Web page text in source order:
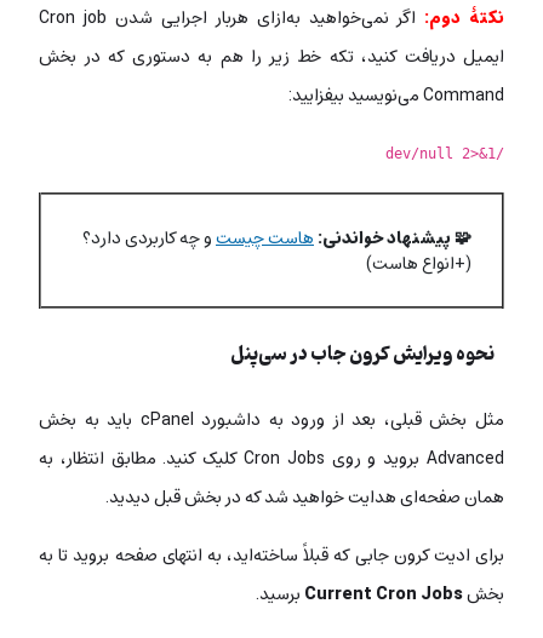
نکتۀ دوم:
اگر نمی‌خواهید به‌ازای هربار اجرایی شدن Cron job
ایمیل دریافت کنید، تکه خط زیر را هم به دستوری که در بخش
Command می‌نویسید بیفزایید:
/dev/null 2>&1
🧩 پیشنهاد خواندنی:هاست چیستو چه کاربردی دارد؟
(+انواع هاست)
نحوه ویرایش کرون جاب در سی‌پنل
مثل بخش قبلی، بعد از ورود به داشبورد cPanel باید به بخش
Advanced بروید و روی Cron Jobs کلیک کنید. مطابق انتظار، به
همان صفحه‌ای هدایت خواهید شد که در بخش قبل دیدید.
برای ادیت کرون جابی که قبلاً ساخته‌اید، به انتهای صفحه بروید تا به
بخشCurrent Cron Jobsبرسید.